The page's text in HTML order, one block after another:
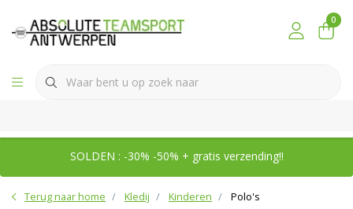
0
SOLDEN : -30% -50% + gratis verzending!!
Terug naar home Kledij Kinderen Polo's